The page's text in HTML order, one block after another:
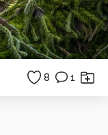
8 1